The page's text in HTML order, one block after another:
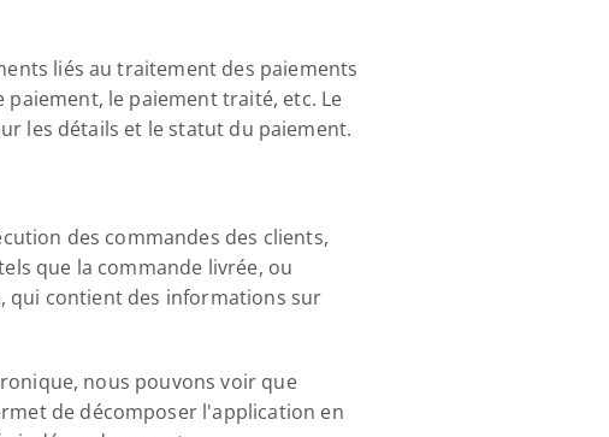
liés au traitement des paiements
le paiement traité, etc. Le
les détails et le statut du paiement.
des commandes des clients,
que la commande livrée, ou
qui contient des informations sur
nous pouvons voir que
de décomposer l'application en